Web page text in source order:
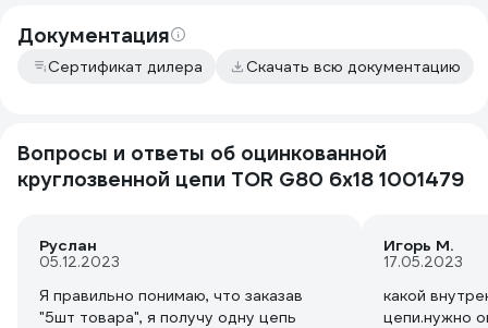
Документация
Сертификат дилера Скачать всю документацию
Вопросы и ответы об оцинкованной
круглозвенной цепи TOR G80 6х18 1001479
Руслан
05.12.2023
Я правильно понимаю, что заказав
"5шт товара", я получу одну цепь
Игорь М.
17.05.2023
какой
цепи.нужно